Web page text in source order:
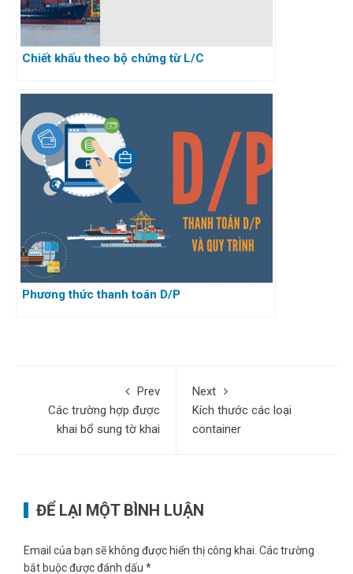
Chiết khấu theo bộ chứng từ L/C
Phương thức thanh toán D/P
Prev
Các trường hợp được
khai bổ sung tờ khai
Next
Kích thước các loại
container
ĐỂ LẠI MỘT BÌNH LUẬN
Email của bạn sẽ không được hiển thị công khai. Các trường
bắt buộc được đánh dấu *